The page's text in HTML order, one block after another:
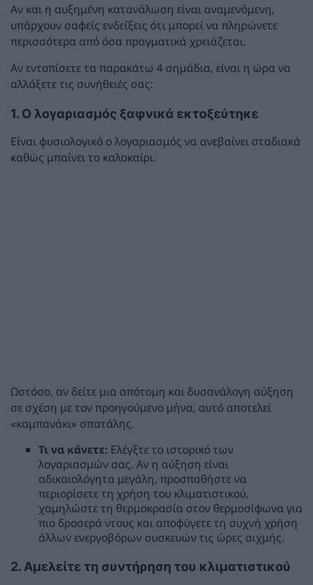
Αν και η αυξημένη κατανάλωση είναι αναμενόμενη,
υπάρχουν σαφείς ενδείξεις ότι μπορεί να πληρώνετε
περισσότερα από όσα πραγματικά χρειάζεται.
Αν εντοπίσετε τα παρακάτω 4 σημάδια, είναι η ώρα να
αλλάξετε τις συνήθειές σας:
1. Ο λογαριασμός ξαφνικά εκτοξεύτηκε
Είναι φυσιολογικό ο λογαριασμός να ανεβαίνει σταδιακά
καθώς μπαίνει το καλοκαίρι.
Ωστόσο, αν δείτε μια απότομη και δυσανάλογη αύξηση
σε σχέση με τον προηγούμενο μήνα, αυτό αποτελεί
«καμπανάκι» σπατάλης.
Τι να κάνετε: Ελέγξτε το ιστορικό των
λογαριασμών σας. Αν η αύξηση είναι
αδικαιολόγητα μεγάλη, προσπαθήστε να
περιορίσετε τη χρήση του κλιματιστικού,
χαμηλώστε τη θερμοκρασία στον θερμοσίφωνα για
πιο δροσερά ντους και αποφύγετε τη συχνή χρήση
άλλων ενεργοβόρων συσκευών τις ώρες αιχμής.
2. Αμελείτε τη συντήρηση του κλιματιστικού